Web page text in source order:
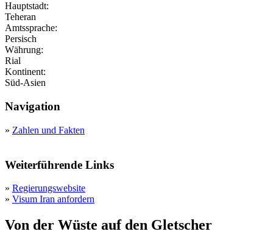
Hauptstadt:
Teheran
Amtssprache:
Persisch
Währung:
Rial
Kontinent:
Süd-Asien
Navigation
» Zahlen und Fakten
Weiterführende Links
» Regierungswebsite
» Visum Iran anfordern
Von der Wüste auf den Gletscher